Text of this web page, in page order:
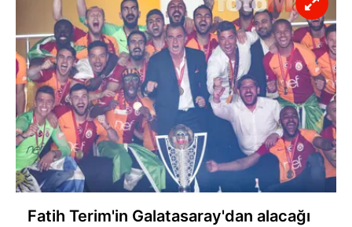
Fatih Terim'in Galatasaray'dan alacağı